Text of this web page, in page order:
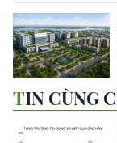
TIN CÙNG